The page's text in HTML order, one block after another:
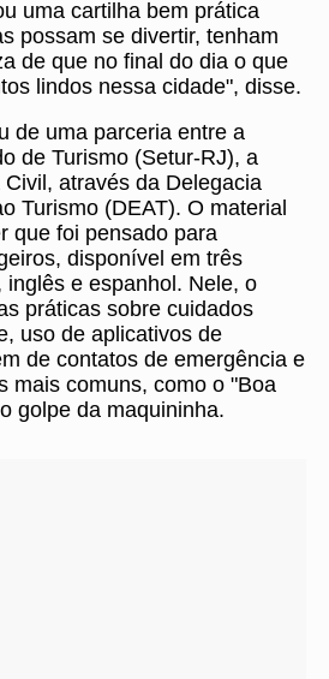
uma cartilha bem prática
possam se divertir, tenham
de que no final do dia o que
lindos nessa cidade", disse.
de uma parceria entre a
de Turismo (Setur-RJ), a
através da Delegacia
Turismo (DEAT). O material
que foi pensado para
disponível em três
inglês e espanhol. Nele, o
práticas sobre cuidados
uso de aplicativos de
de contatos de emergência e
mais comuns, como o "Boa
golpe da maquininha.